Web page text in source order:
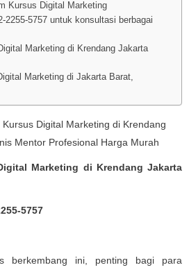
Kursus Digital Marketing
2255-5757 untuk konsultasi berbagai
Marketing di Krendang Jakarta
Marketing di Jakarta Barat,
Marketing di Krendang Jakarta
5757
berkembang ini, penting bagi para